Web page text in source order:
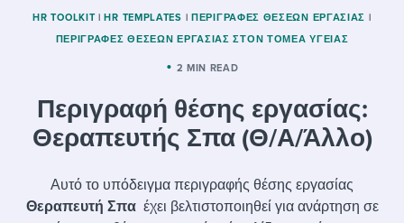
Topics
Mobilizing AI in my work
Templates & Guides
I WANT...
I’m a jobseeker
Attend webinars & events
HR TOOLKIT | HR TEMPLATES | ΠΕΡΙΓΡΑΦΈΣ ΘΈΣΕΩΝ ΕΡΓΑΣΊΑΣ |
ΠΕΡΙΓΡΑΦΈΣ ΘΈΣΕΩΝ ΕΡΓΑΣΊΑΣ ΣΤΟΝ ΤΟΜΈΑ ΥΓΕΊΑΣ
2 MIN READ
Περιγραφή θέσης εργασίας:
Θεραπευτής Σπα (Θ/Α/Άλλο)
Αυτό το υπόδειγμα περιγραφής θέσης εργασίας
Θεραπευτή Σπαέχει βελτιστοποιηθεί για ανάρτηση σε